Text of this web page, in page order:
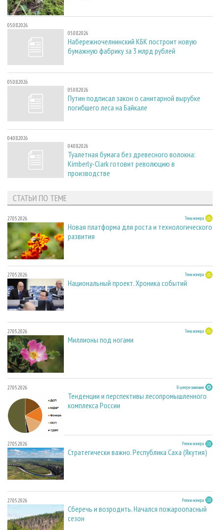
05.08.2026
05.08.2026
Набережночелнинский КБК построит новую
бумажную фабрику за 3 млрд рублей
05.08.2026
05.08.2026
Путин подписал закон о санитарной вырубке
погибшего леса на Байкале
04.08.2026
04.08.2026
Туалетная бумага без древесного волокна:
Kimberly-Clark готовит революцию в
производстве
СТАТЬИ ПО ТЕМЕ
27.05.2026 Тема номера
Новая платформа для роста и технологического
развития
27.05.2026 Тема номера
Национальный проект. Хроника событий
27.05.2026 Тема номера
Миллионы под ногами
27.05.2026 В центре внимания
Тенденции и перспективы лесопромышленного
комплекса России
27.05.2026 Регион номера
Стратегически важно. Республика Саха (Якутия)
27.05.2026 Регион номера
Сберечь и возродить. Начался пожароопасный
сезон